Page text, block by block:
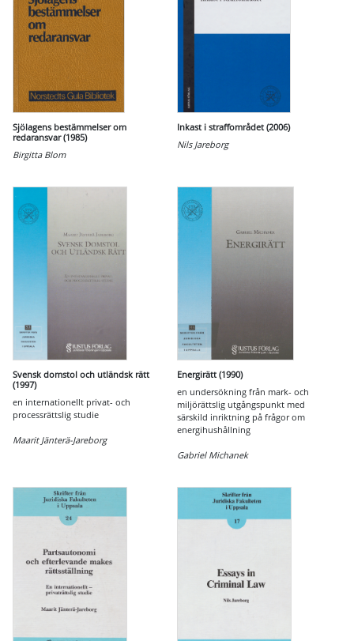
Sjölagens bestämmelser om
redaransvar (1985)
Birgitta Blom
Inkast i straffområdet (2006)
Nils Jareborg
Svensk domstol och utländsk rätt
(1997)
en internationellt privat- och
processrättslig studie
Maarit Jänterä-Jareborg
Energirätt (1990)
en undersökning från mark- och
miljörättslig utgångspunkt med
särskild inriktning på frågor om
energihushållning
Gabriel Michanek